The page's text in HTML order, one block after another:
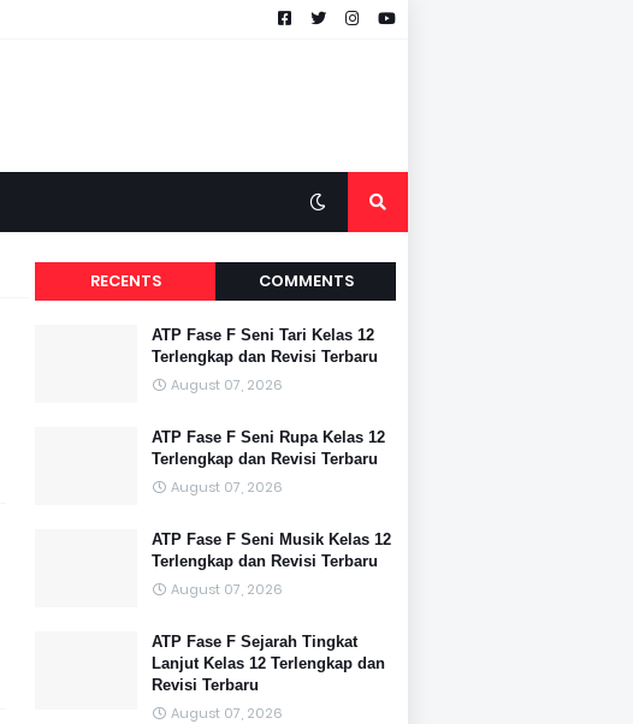
RECENTS COMMENTS
ATP Fase F Seni Tari Kelas 12
Terlengkap dan Revisi Terbaru
August 07, 2026
ATP Fase F Seni Rupa Kelas 12
Terlengkap dan Revisi Terbaru
August 07, 2026
ATP Fase F Seni Musik Kelas 12
Terlengkap dan Revisi Terbaru
August 07, 2026
ATP Fase F Sejarah Tingkat
Lanjut Kelas 12 Terlengkap dan
Revisi Terbaru
August 07, 2026